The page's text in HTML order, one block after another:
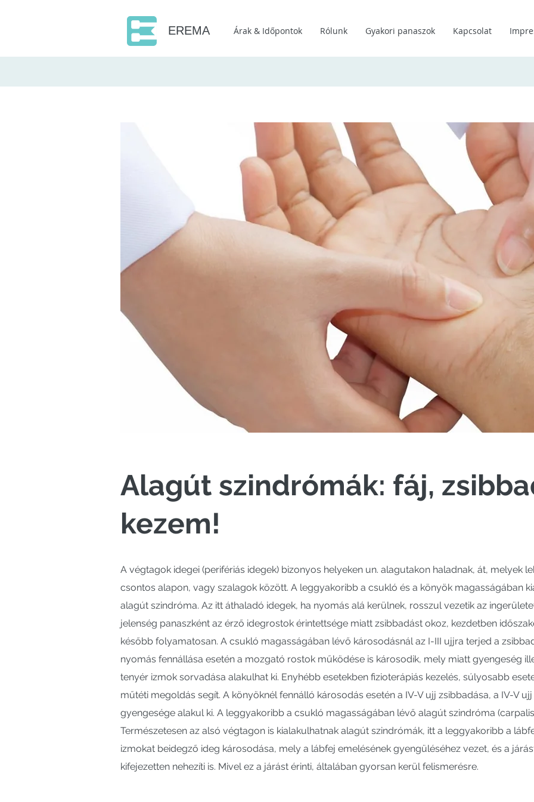
EREMA Árak & Időpontok Rólunk Gyakori panaszok Kapcsolat
Alagút szindrómák: fáj,
kezem!
A végtagok idegei (perifériás idegek) bizonyos helyeken un. alagutakon haladnak, át, melyek
csontos alapon, vagy szalagok között. A leggyakoribb a csukló és a könyök magasságában
alagút szindróma. Az itt áthaladó idegek, ha nyomás alá kerülnek, rosszul vezetik az
jelenség panaszként az érző idegrostok érintettsége miatt zsibbadást okoz, kezdetben
később folyamatosan. A csukló magasságában lévő károsodásnál az I-III ujjra terjed a
nyomás fennállása esetén a mozgató rostok működése is károsodik, mely miatt gyengeség
tenyér izmok sorvadása alakulhat ki. Enyhébb esetekben fizioterápiás kezelés, súlyosabb
műtéti megoldás segít. A könyöknél fennálló károsodás esetén a IV-V ujj zsibbadása, a IV-V ujj
gyengesége alakul ki. A leggyakoribb a csukló magasságában lévő alagút szindróma
Természetesen az alsó végtagon is kialakulhatnak alagút szindrómák, itt a leggyakoribb a
izmokat beidegző ideg károsodása, mely a lábfej emelésének gyengüléséhez vezet, és a
kifejezetten nehezíti is. Mivel ez a járást érinti, általában gyorsan kerül felismerésre.